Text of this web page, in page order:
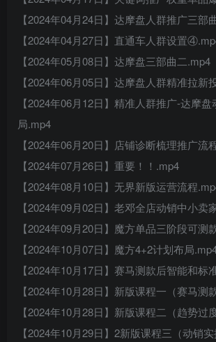
【2024年04月24日】达摩盘人群推广三部
【2024年04月27日】直通车人群设置
【2024年05月08日】达摩盘三部曲二.mp4
【2024年06月05日】达摩盘人群精准拉新
【2024年06月12日】精准人群推广-达摩
局.mp4
【2024年06月20日】店铺诊断梳理推广流
【2024年07月26日】重要！！.mp4
【2024年08月10日】无界新版运营流程
【2024年09月02日】老邓全店动销中小卖
【2024年09月20日】魔方单品三阶段可测
【2024年10月07日】魔方4+2计划布局
【2024年10月17日】赛马测款后智能和标
【2024年10月28日】新版课程一（赛马测
【2024年10月28日】新版课程二（趋势过
【2024年10月29日】2新版课程三（动销